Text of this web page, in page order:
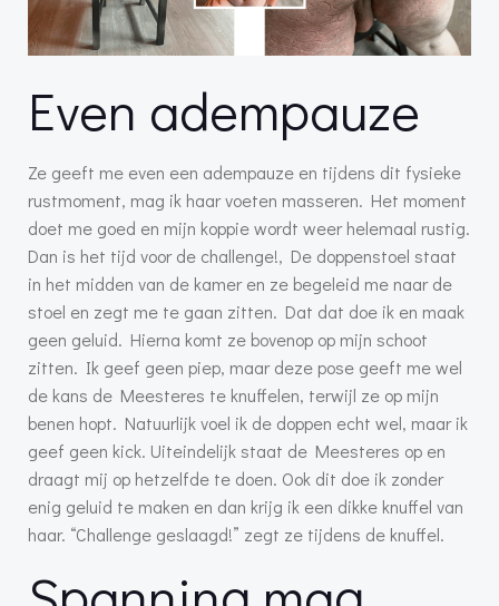
Even adempauze
Ze geeft me even een adempauze en tijdens dit fysieke
rustmoment, mag ik haar voeten masseren. Het moment
doet me goed en mijn koppie wordt weer helemaal rustig.
Dan is het tijd voor de challenge!, De doppenstoel staat
in het midden van de kamer en ze begeleid me naar de
stoel en zegt me te gaan zitten. Dat dat doe ik en maak
geen geluid. Hierna komt ze bovenop op mijn schoot
zitten. Ik geef geen piep, maar deze pose geeft me wel
de kans de Meesteres te knuffelen, terwijl ze op mijn
benen hopt. Natuurlijk voel ik de doppen echt wel, maar ik
geef geen kick. Uiteindelijk staat de Meesteres op en
draagt mij op hetzelfde te doen. Ook dit doe ik zonder
enig geluid te maken en dan krijg ik een dikke knuffel van
haar. “Challenge geslaagd!” zegt ze tijdens de knuffel.